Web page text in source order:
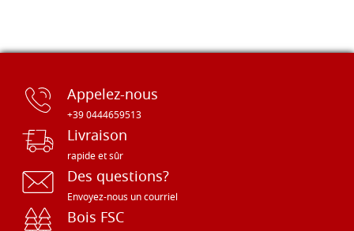
Appelez-nous
+39 0444659513
Livraison
rapide et sûr
Des questions?
Envoyez-nous un courriel
Bois FSC